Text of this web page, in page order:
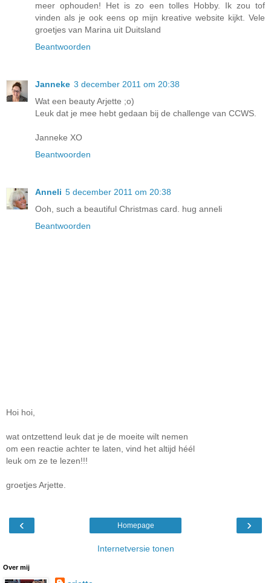
meer ophouden! Het is zo een tolles Hobby. Ik zou tof
vinden als je ook eens op mijn kreative website kijkt. Vele
groetjes van Marina uit Duitsland
Beantwoorden
Janneke 3 december 2011 om 20:38
Wat een beauty Arjette ;o)
Leuk dat je mee hebt gedaan bij de challenge van CCWS.
Janneke XO
Beantwoorden
Anneli 5 december 2011 om 20:38
Ooh, such a beautiful Christmas card. hug anneli
Beantwoorden
Hoi hoi,
wat ontzettend leuk dat je de moeite wilt nemen
om een reactie achter te laten, vind het altijd héél
leuk om ze te lezen!!!
groetjes Arjette.
‹ ›
Homepage
Internetversie tonen
Over mij